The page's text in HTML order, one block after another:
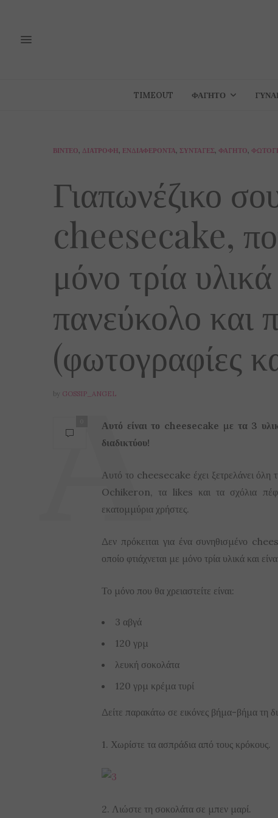
TIMEOUT ΦΑΓΗΤΌ
ΒΊΝΤΕΟ, ΔΙΑΤΡΟΦΉ, ΕΝΔΙΑΦΈΡΟΝΤΑ, ΣΥΝΤΑΓΈΣ, ΦΑΓΗΤΌ,
Γιαπωνέζικο
cheesecake,
μόνο τρία υλικά
πανεύκολο και
(φωτογραφίες
by GOSSIP_ANGEL
Αυτό είναι το cheesecake με τα 3
διαδικτύου!
Αυτό το cheesecake έχει ξετρελάνει
Ochikeron, τα likes και τα σχόλια
εκατομμύρια χρήστες.
Δεν πρόκειται για ένα συνηθισμένο
οποίο φτιάχνεται με μόνο τρία υλικά και
Το μόνο που θα χρειαστείτε είναι:
3 αβγά
120 γρμ
λευκή σοκολάτα
120 γρμ κρέμα τυρί
Δείτε παρακάτω σε εικόνες βήμα-βήμα τη
1. Χωρίστε τα ασπράδια από τους κρόκους.
2. Λιώστε τη σοκολάτα σε μπεν μαρί.